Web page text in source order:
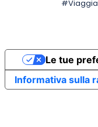
Informativa sulla
Le tue